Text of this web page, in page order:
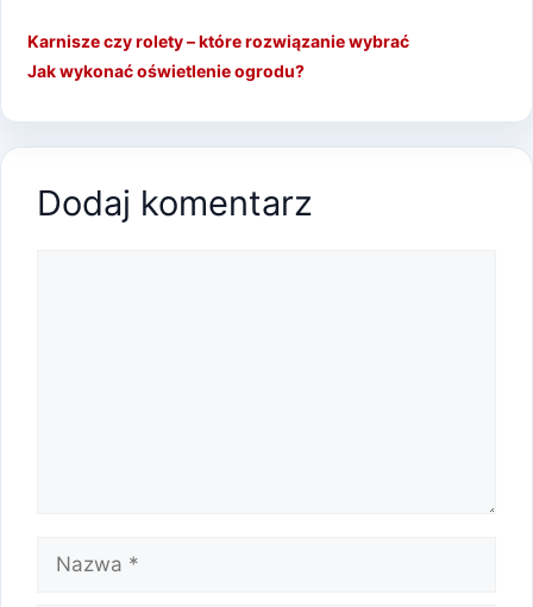
Karnisze czy rolety – które rozwiązanie wybrać
Jak wykonać oświetlenie ogrodu?
Dodaj komentarz
Nazwa